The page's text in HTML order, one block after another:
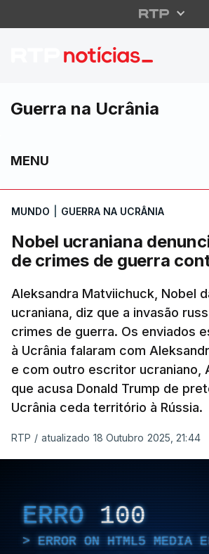
Nobel
Guerra na Ucrânia
MENU
MUNDO GUERRA NA UCRÂNIA
Nobel ucraniana
de crimes de guerra
Aleksandra Matviichuck, Nobel
ucraniana, diz que a invasão
crimes de guerra. Os enviados
à Ucrânia falaram com
e com outro escritor ucraniano,
que acusa Donald Trump de
Ucrânia ceda território à Rússia.
RTP / atualizado 18 Outubro 2025, 21:44
ERRO 100
ERROR ON HTML5 MEDIA